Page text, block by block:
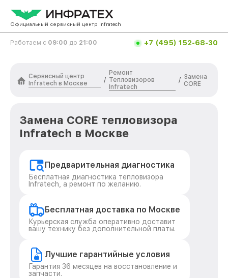
Официальный сервисный центр Infratech
Работаем с 09:00 до 21:00 +7 (495) 152-68-30
Сервисный центр
Infratech в Москве
/
Ремонт
Тепловизоров
Infratech
/ Замена
CORE
Замена CORE тепловизора
Infratech в Москве
Предварительная диагностика
Бесплатная диагностика тепловизора
Infratech, а ремонт по желанию.
Бесплатная доставка по Москве
Курьерская служба оперативно доставит
вашу технику без дополнительной платы.
Лучшие гарантийные условия
Гарантия 36 месяцев на восстановление и
запчасти.